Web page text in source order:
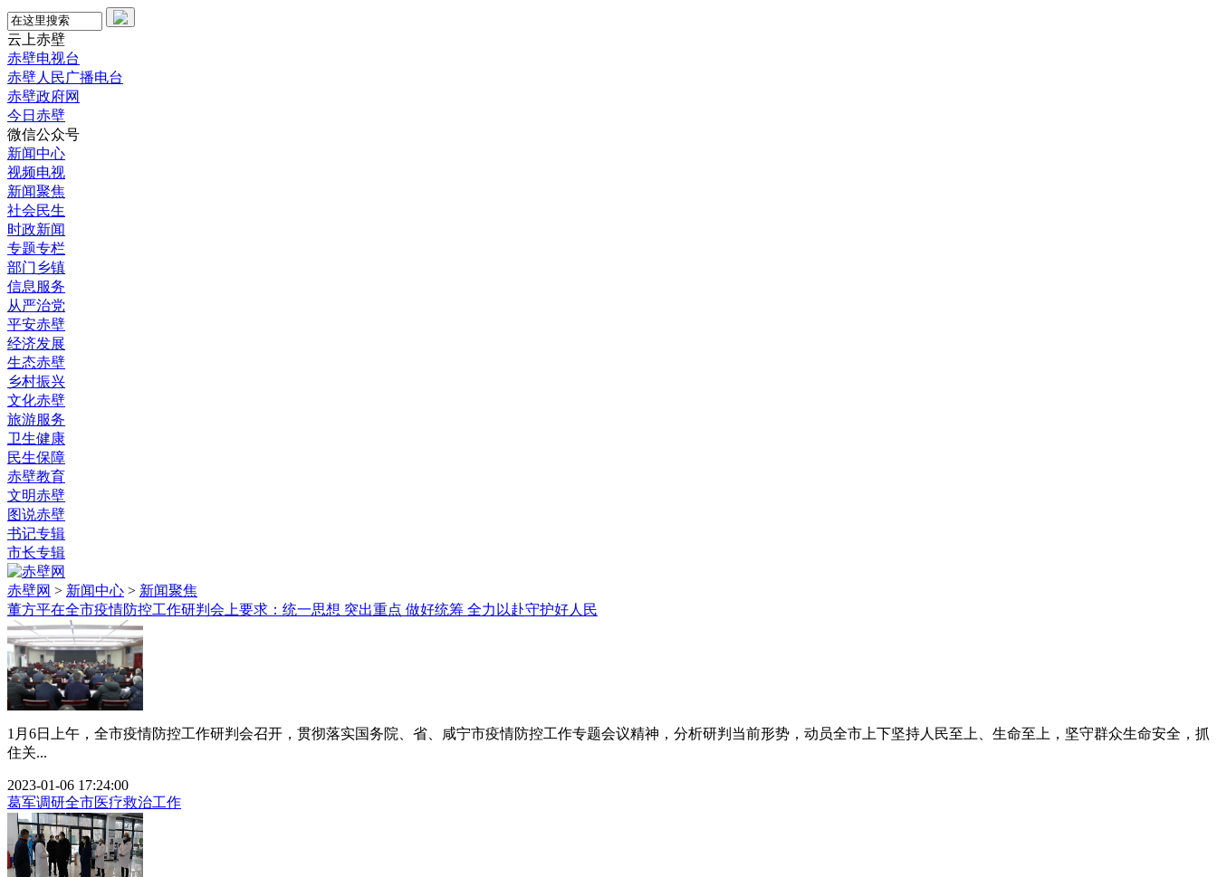
云上赤壁
赤壁电视台
赤壁人民广播电台
赤壁政府网
今日赤壁
微信公众号
新闻中心
视频电视
新闻聚焦
社会民生
时政新闻
专题专栏
部门乡镇
信息服务
从严治党
平安赤壁
经济发展
生态赤壁
乡村振兴
文化赤壁
旅游服务
卫生健康
民生保障
赤壁教育
文明赤壁
图说赤壁
书记专辑
市长专辑
赤壁网 > 新闻中心 > 新闻聚焦
董方平在全市疫情防控工作研判会上要求：统一思想 突出重点 做好统筹 全力以赴守护好人民
1月6日上午，全市疫情防控工作研判会召开，贯彻落实国务院、省、咸宁市疫情防控工作专题会议精神，分析研判当前形势，动员全市上下坚持人民至上、生命至上，坚守群众生命安全，抓
住关...
2023-01-06 17:24:00
葛军调研全市医疗救治工作